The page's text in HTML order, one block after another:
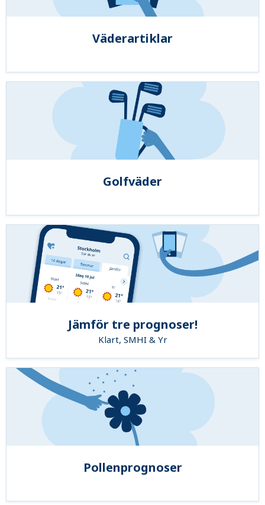
Väderartiklar
Golfväder
Jämför tre prognoser!
Klart, SMHI & Yr
Pollenprognoser